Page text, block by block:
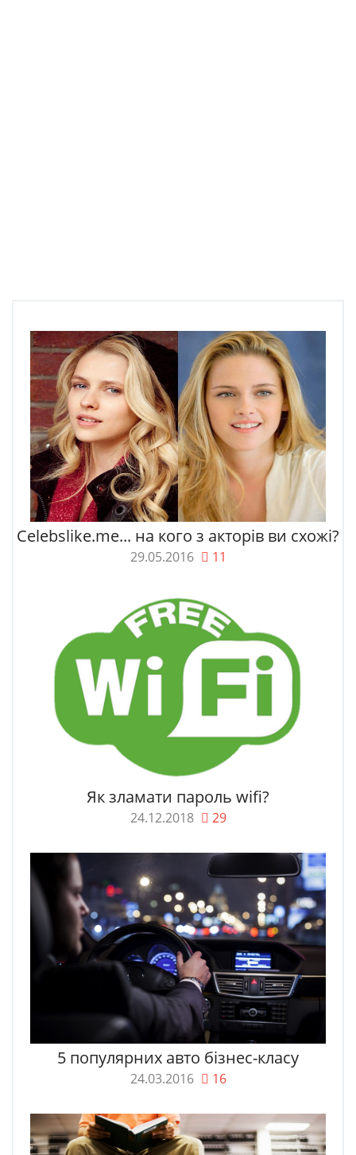
Celebslike.me... на кого з акторів ви схожі?
29.05.2016 11
Як зламати пароль wifi?
24.12.2018 29
5 популярних авто бізнес-класу
24.03.2016 16